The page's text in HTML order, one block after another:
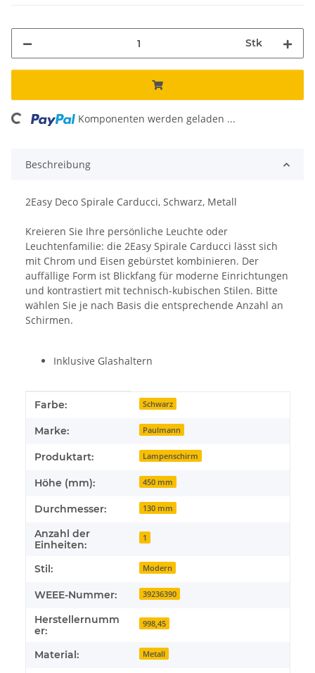
Stk
Komponenten werden geladen ...
Beschreibung
2Easy Deco Spirale Carducci, Schwarz, Metall
Kreieren Sie Ihre persönliche Leuchte oder
Leuchtenfamilie: die 2Easy Spirale Carducci lässt sich
mit Chrom und Eisen gebürstet kombinieren. Der
auffällige Form ist Blickfang für moderne Einrichtungen
und kontrastiert mit technisch-kubischen Stilen. Bitte
wählen Sie je nach Basis die entsprechende Anzahl an
Schirmen.
Inklusive Glashaltern
Produkteigenschaft
Wert
Farbe: Schwarz
Marke: Paulmann
Produktart: Lampenschirm
Höhe (mm): 450 mm
Durchmesser: 130 mm
Anzahl der
Einheiten:
1
Stil: Modern
WEEE-Nummer: 39236390
Herstellernumm
er:
998,45
Material: Metall